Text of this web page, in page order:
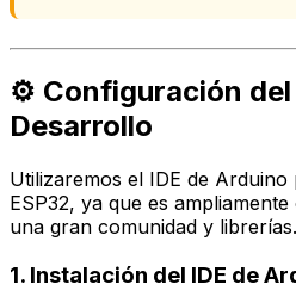
⚙️ Configuración
Desarrollo
Utilizaremos el IDE de
ESP32, ya que es
una gran comunidad y librerías.
1. Instalación del IDE de